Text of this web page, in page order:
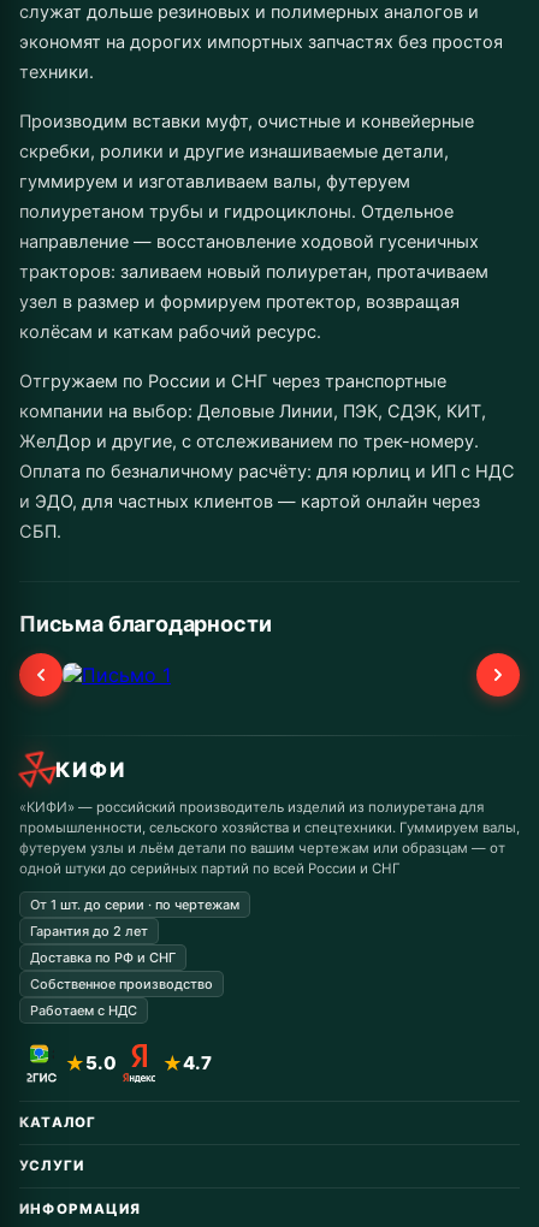
служат дольше резиновых и полимерных аналогов и
экономят на дорогих импортных запчастях без простоя
техники.
Производим вставки муфт, очистные и конвейерные
скребки, ролики и другие изнашиваемые детали,
гуммируем и изготавливаем валы, футеруем
полиуретаном трубы и гидроциклоны. Отдельное
направление — восстановление ходовой гусеничных
тракторов: заливаем новый полиуретан, протачиваем
узел в размер и формируем протектор, возвращая
колёсам и каткам рабочий ресурс.
Отгружаем по России и СНГ через транспортные
компании на выбор: Деловые Линии, ПЭК, СДЭК, КИТ,
ЖелДор и другие, с отслеживанием по трек-номеру.
Оплата по безналичному расчёту: для юрлиц и ИП с НДС
и ЭДО, для частных клиентов — картой онлайн через
СБП.
Письма благодарности
КИФИ
«КИФИ» — российский производитель изделий из полиуретана для
промышленности, сельского хозяйства и спецтехники. Гуммируем валы,
футеруем узлы и льём детали по вашим чертежам или образцам — от
одной штуки до серийных партий по всей России и СНГ
От 1 шт. до серии · по чертежам
Гарантия до 2 лет
Доставка по РФ и СНГ
Собственное производство
Работаем с НДС
★5.0 ★4.7
КАТАЛОГ
Автомобильные запчасти
Дорожная техника
УСЛУГИ
Восстановление колёс
ИНФОРМАЦИЯ